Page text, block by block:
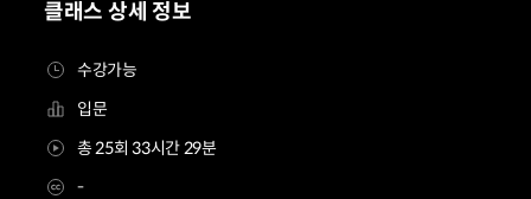
클래스 상세 정보
수강가능
입문
총 25회 33시간 29분
-